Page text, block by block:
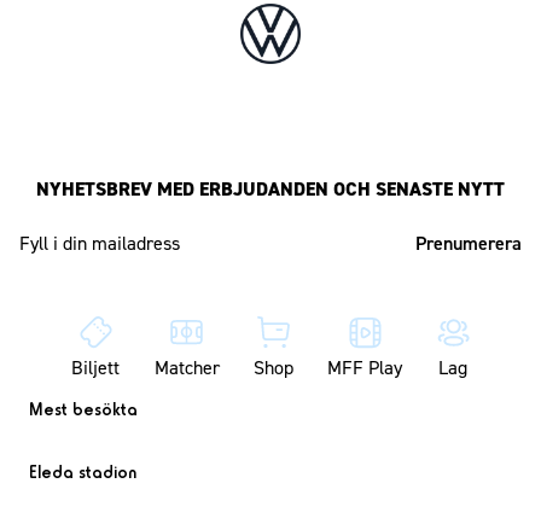
NYHETSBREV MED ERBJUDANDEN OCH SENASTE NYTT
Biljett Matcher Shop MFF Play Lag
Mest besökta
Eleda stadion